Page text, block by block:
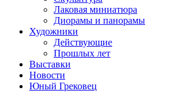
Лаковая миниатюра
Диорамы и панорамы
Художники
Действующие
Прошлых лет
Выставки
Новости
Юный Грековец